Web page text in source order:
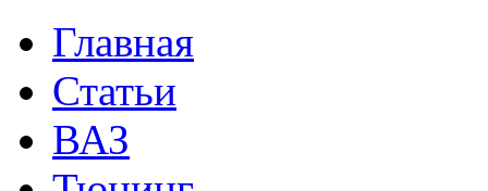
Главная
Статьи
ВАЗ